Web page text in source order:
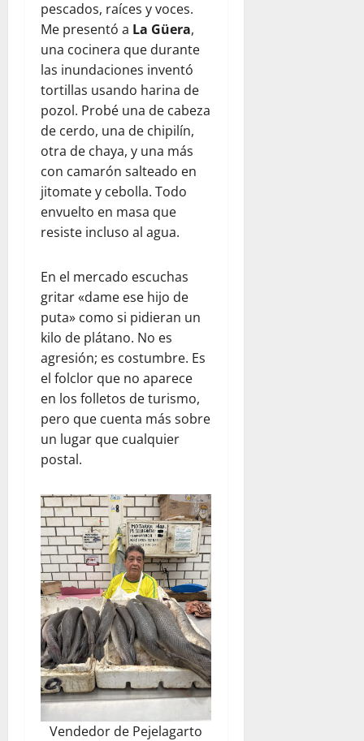
pescados, raíces y voces.
Me presentó a La Güera,
una cocinera que durante
las inundaciones inventó
tortillas usando harina de
pozol. Probé una de cabeza
de cerdo, una de chipilín,
otra de chaya, y una más
con camarón salteado en
jitomate y cebolla. Todo
envuelto en masa que
resiste incluso al agua.
En el mercado escuchas
gritar «dame ese hijo de
puta» como si pidieran un
kilo de plátano. No es
agresión; es costumbre. Es
el folclor que no aparece
en los folletos de turismo,
pero que cuenta más sobre
un lugar que cualquier
postal.
Vendedor de Pejelagarto